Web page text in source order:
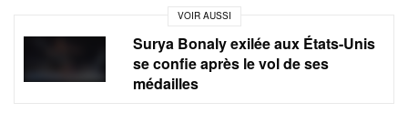
VOIR AUSSI
Surya Bonaly exilée aux États-Unis
se confie après le vol de ses
médailles